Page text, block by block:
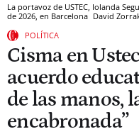
La portavoz de USTEC, Iolanda
de 2026, en Barcelona David
POLÍTICA
Cisma en
acuerdo
de las manos,
encabronada”